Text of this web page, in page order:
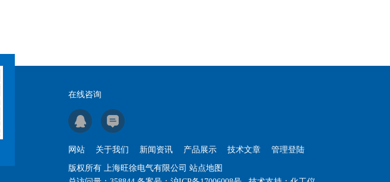
在线咨询
网站 关于我们 新闻资讯 产品展示 技术文章 管理登陆
版权所有 上海旺徐电气有限公司 站点地图